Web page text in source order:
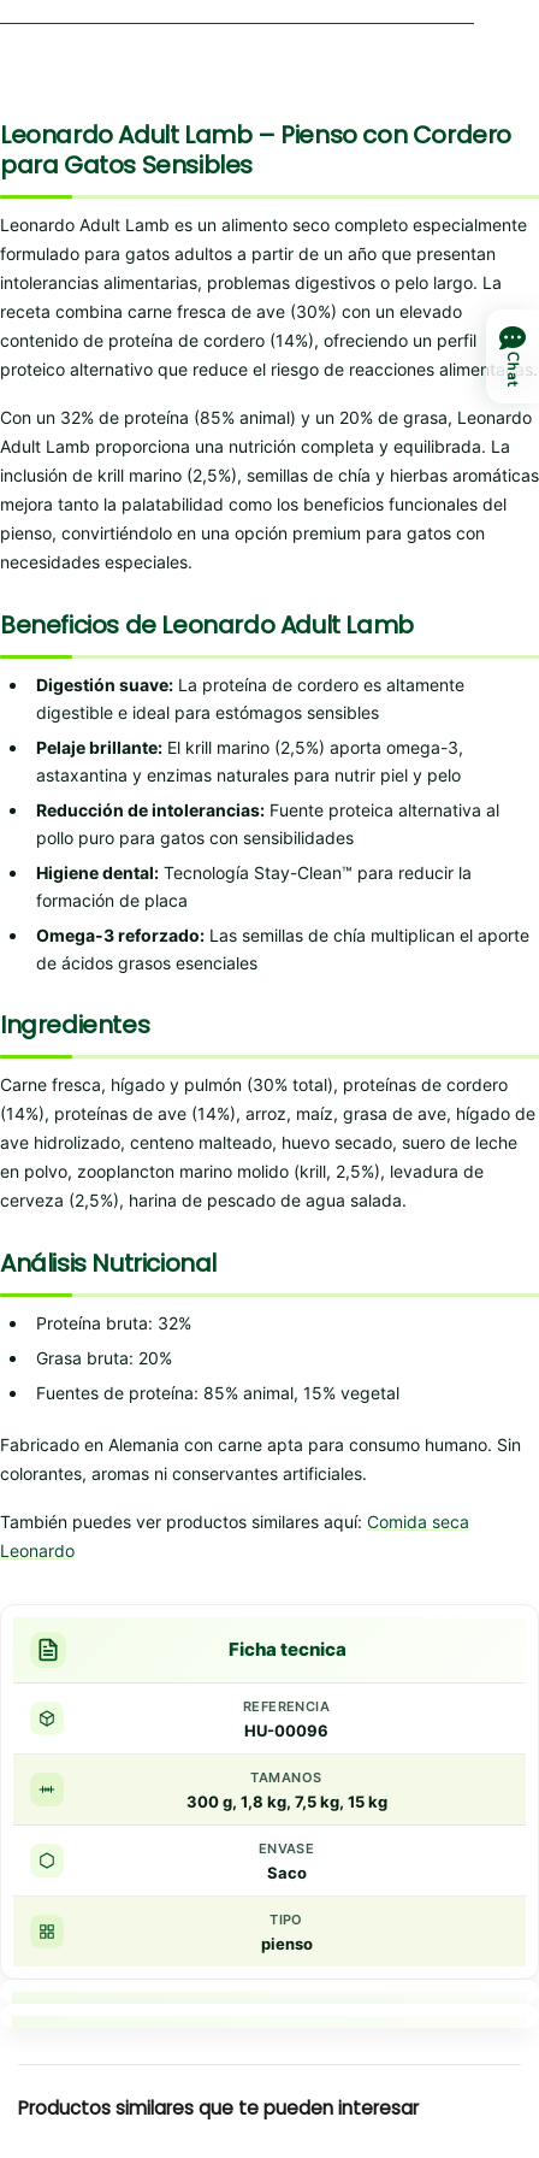
Leonardo Adult Lamb – Pienso con Cordero
para Gatos Sensibles
Leonardo Adult Lamb es un alimento seco completo especialmente
formulado para gatos adultos a partir de un año que presentan
intolerancias alimentarias, problemas digestivos o pelo largo. La
receta combina carne fresca de ave (30%) con un elevado
contenido de proteína de cordero (14%), ofreciendo un perfil
proteico alternativo que reduce el riesgo de reacciones alimentarias.
Con un 32% de proteína (85% animal) y un 20% de grasa, Leonardo
Adult Lamb proporciona una nutrición completa y equilibrada. La
inclusión de krill marino (2,5%), semillas de chía y hierbas aromáticas
mejora tanto la palatabilidad como los beneficios funcionales del
pienso, convirtiéndolo en una opción premium para gatos con
necesidades especiales.
Beneficios de Leonardo Adult Lamb
Digestión suave: La proteína de cordero es altamente
digestible e ideal para estómagos sensibles
Pelaje brillante: El krill marino (2,5%) aporta omega-3,
astaxantina y enzimas naturales para nutrir piel y pelo
Reducción de intolerancias: Fuente proteica alternativa al
pollo puro para gatos con sensibilidades
Higiene dental: Tecnología Stay-Clean™ para reducir la
formación de placa
Omega-3 reforzado: Las semillas de chía multiplican el aporte
de ácidos grasos esenciales
Ingredientes
Carne fresca, hígado y pulmón (30% total), proteínas de cordero
(14%), proteínas de ave (14%), arroz, maíz, grasa de ave, hígado de
ave hidrolizado, centeno malteado, huevo secado, suero de leche
en polvo, zooplancton marino molido (krill, 2,5%), levadura de
cerveza (2,5%), harina de pescado de agua salada.
Análisis Nutricional
Proteína bruta: 32%
Grasa bruta: 20%
Fuentes de proteína: 85% animal, 15% vegetal
Fabricado en Alemania con carne apta para consumo humano. Sin
colorantes, aromas ni conservantes artificiales.
También puedes ver productos similares aquí: Comida seca
Leonardo
Ficha tecnica
REFERENCIA
HU-00096
TAMANOS
300 g, 1,8 kg, 7,5 kg, 15 kg
ENVASE
Saco
TIPO
pienso
Productos similares que te pueden interesar
Chat